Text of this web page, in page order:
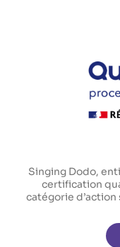
Singing Dodo,
certification
catégorie d’action